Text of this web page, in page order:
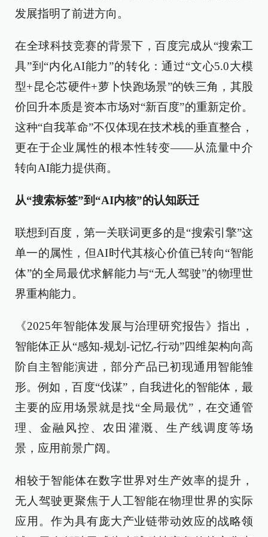
发展指明了前进方向。
在全球科技竞赛的背景下，百度完成从“搜索工
具”到“内化AI能力”的转化：通过“文心5.0大模
型+昆仑芯硬件+萝卜快跑场景”的铁三角，其股
价回升本质是资本市场对“新百度”的重新定价。
这种“自我革命”不仅体现在技术栈的垂直整合，
更在于企业属性的根本性转变——从流量中介
转向AI能力提供商。
从“搜索标签”到“AI内核”的认知跃迁
联想到百度，第一关联词更多的是“搜索引擎”这
单一的属性，但AI时代其核心价值已转向“智能
体”的全局最优求解能力与“无人驾驶”的物理世
界重构能力。
《2025年智能体发展与治理研究报告》指出，
智能体正从“感知-规划-记忆-行动”四维架构向高
阶自主智能演进，部分产品已初现通用智能雏
形。例如，百度“伐谋”，自我进化的智能体，最
主要的应用场景就是找“全局最优”，在交通管
理、金融风控、农田灌溉、生产线调度等场
景，应用前景广阔。
相较于智能体在数字世界对生产效率的提升，
无人驾驶更聚焦于人工智能在物理世界的实际
应用。作为具有庞大产业链带动效应的战略领